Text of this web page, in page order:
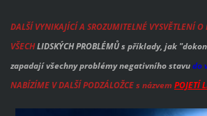
DALŠÍ VYNIKAJÍCÍ A SROZUMITELNÉ VYSVĚTLENÍ
VŠECHLIDSKÝCH PROBLÉMŮ s příklady, jak
zapadají všechny problémy negativního stavudo
NABÍZÍME V DALŠÍ PODZÁLOŽCE s názvemPOJETÍ